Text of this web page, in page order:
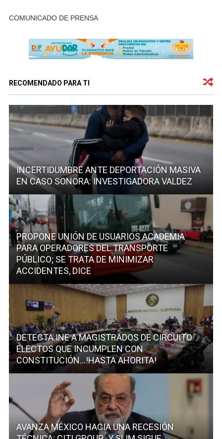
COMUNICADO DE PRENSA
RECOMENDADO PARA TI
INCERTIDUMBRE ANTE DEPORTACIÓN MASIVA
EN CASO SONORA: INVESTIGADORA VALDEZ
PROPONE UNIÓN DE USUARIOS ACADEMIA
PARA OPERADORES DEL TRANSPORTE
PÚBLICO; SE TRATA DE MINIMIZAR
ACCIDENTES, DICE
DETECTA INE A MAGISTRADOS DE CIRCUITO
ELECTOS QUE INCUMPLEN CON
CONSTITUCIÓN…!HASTA AHORITA!
AVANZA MÉXICO HACIA UNA RECESIÓN